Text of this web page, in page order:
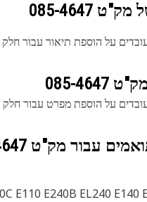
מק"ט 085-4647
עובדים על הוספת תיאור עבור חלק
085-4647
עובדים על הוספת מפרט עבור חלק
עבור מק"ט